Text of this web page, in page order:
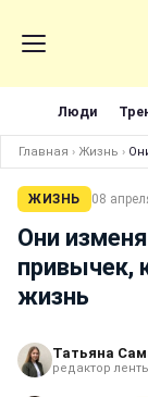
Люди
Главная › Жизнь ›
ЖИЗНЬ 08
Они
привычек,
жизнь
Татьяна
редактор